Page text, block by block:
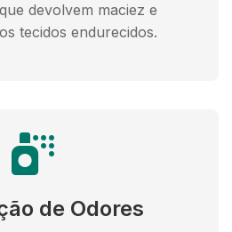
devolvem maciez e
tecidos endurecidos.
de Odores